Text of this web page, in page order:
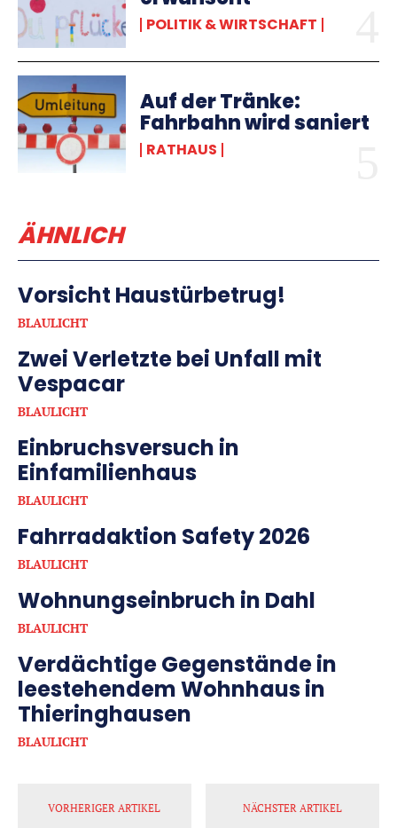
POLITIK & WIRTSCHAFT
Auf der Tränke:
Fahrbahn wird saniert
RATHAUS
ÄHNLICH
Vorsicht Haustürbetrug!
BLAULICHT
Zwei Verletzte bei Unfall mit
Vespacar
BLAULICHT
Einbruchsversuch in
Einfamilienhaus
BLAULICHT
Fahrradaktion Safety 2026
BLAULICHT
Wohnungseinbruch in Dahl
BLAULICHT
Verdächtige Gegenstände in
leestehendem Wohnhaus in
Thieringhausen
BLAULICHT
VORHERIGER ARTIKEL NÄCHSTER ARTIKEL